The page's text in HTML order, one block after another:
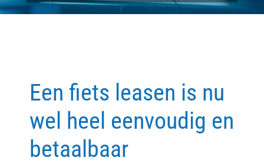
Modellen
Contact
Een fiets leasen is nu
wel heel eenvoudig en
betaalbaar